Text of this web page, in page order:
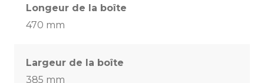
Longeur de la boîte
470 mm
Largeur de la boîte
385 mm